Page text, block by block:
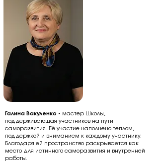
Галина Вакуленко - мастер Школы,
поддерживающая участников на пути
саморазвития. Её участие наполнено теплом,
поддержкой и вниманием к каждому участнику.
Благодаря ей пространство раскрывается как
место для истинного саморазвития и внутренней
работы.